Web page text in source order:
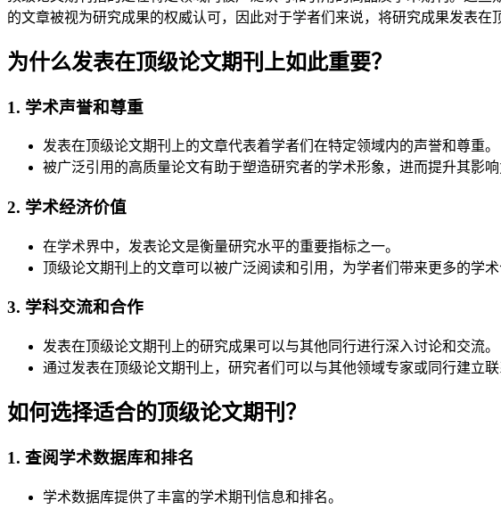
的文章被视为研究成果的权威认可，因此对于学者们来说，将研究成果发表在
为什么发表在顶级论文期刊上如此重要？
1. 学术声誉和尊重
发表在顶级论文期刊上的文章代表着学者们在特定领域内的声誉和尊重。
被广泛引用的高质量论文有助于塑造研究者的学术形象，进而提升其影响
2. 学术经济价值
在学术界中，发表论文是衡量研究水平的重要指标之一。
顶级论文期刊上的文章可以被广泛阅读和引用，为学者们带来更多的学术
3. 学科交流和合作
发表在顶级论文期刊上的研究成果可以与其他同行进行深入讨论和交流。
通过发表在顶级论文期刊上，研究者们可以与其他领域专家或同行建立联
如何选择适合的顶级论文期刊？
1. 查阅学术数据库和排名
学术数据库提供了丰富的学术期刊信息和排名。